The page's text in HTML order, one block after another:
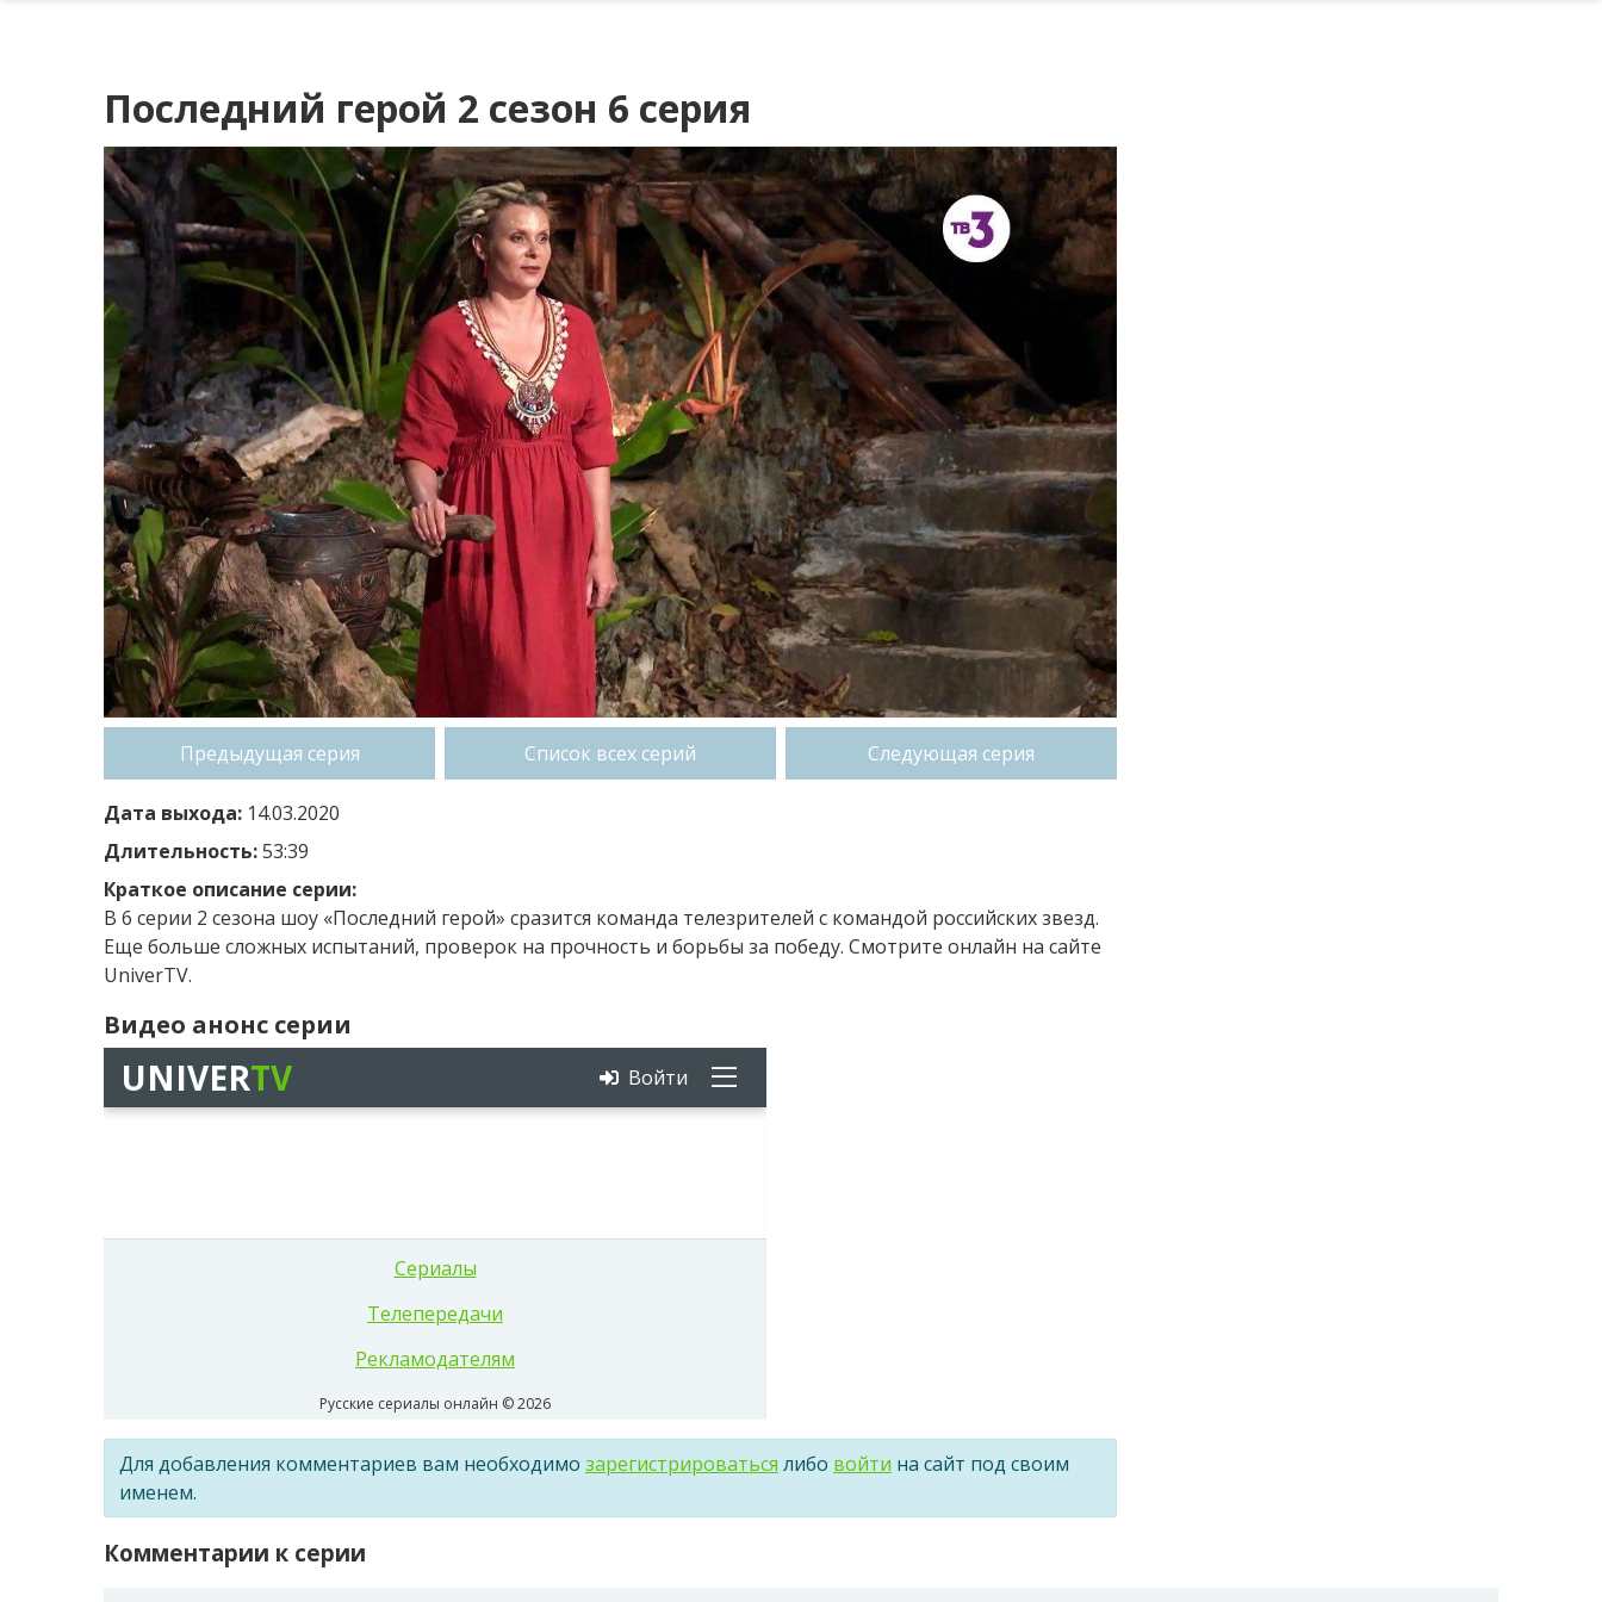
Последний герой 2 сезон 6 серия
Предыдущая серия Список всех серий Следующая серия
Дата выхода: 14.03.2020
Длительность:53:39
Краткое описание серии:
В 6 серии 2 сезона шоу «Последний герой» сразится команда телезрителей с командой российских звезд.
Еще больше сложных испытаний, проверок на прочность и борьбы за победу. Смотрите онлайн на сайте
UniverTV.
Видео анонс серии
Для добавления комментариев вам необходимо зарегистрироваться либо войти на сайт под своим
именем.
Комментарии к серии